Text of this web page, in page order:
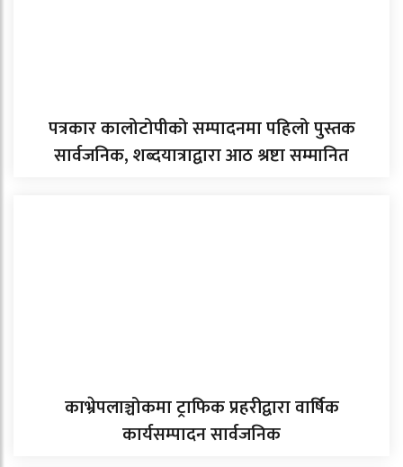
पत्रकार कालोटोपीको सम्पादनमा पहिलो पुस्तक
सार्वजनिक, शब्दयात्राद्वारा आठ श्रष्टा सम्मानित
काभ्रेपलाञ्चोकमा ट्राफिक प्रहरीद्वारा वार्षिक
कार्यसम्पादन सार्वजनिक